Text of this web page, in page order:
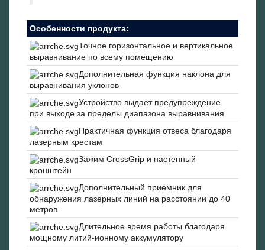
Особенности продукта:
Точное горизонтальное и вертикальное
выравнивание по всему помещению
Дополнительная функция наклона для
выравнивания уклонов
Устройство выдает предупреждение
при выходе за пределы диапазона выравнивания
Практичная функция отвеса благодаря
лазерным крестам
Зажим CrossGrip и настенный
кронштейн
Дополнительный приемник для
обнаружения лазерных линий на расстоянии до 40
метров
Длительное время работы благодаря
мощному литий-ионному аккумулятору